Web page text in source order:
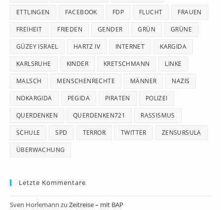
ETTLINGEN FACEBOOK FDP FLUCHT FRAUEN
FREIHEIT FRIEDEN GENDER GRÜN GRÜNE
GÜZEY ISRAEL HARTZ IV INTERNET KARGIDA
KARLSRUHE KINDER KRETSCHMANN LINKE
MALSCH MENSCHENRECHTE MÄNNER NAZIS
NOKARGIDA PEGIDA PIRATEN POLIZEI
QUERDENKEN QUERDENKEN721 RASSISMUS
SCHULE SPD TERROR TWITTER ZENSURSULA
ÜBERWACHUNG
Letzte Kommentare
Sven Horlemann zu Zeitreise – mit BAP